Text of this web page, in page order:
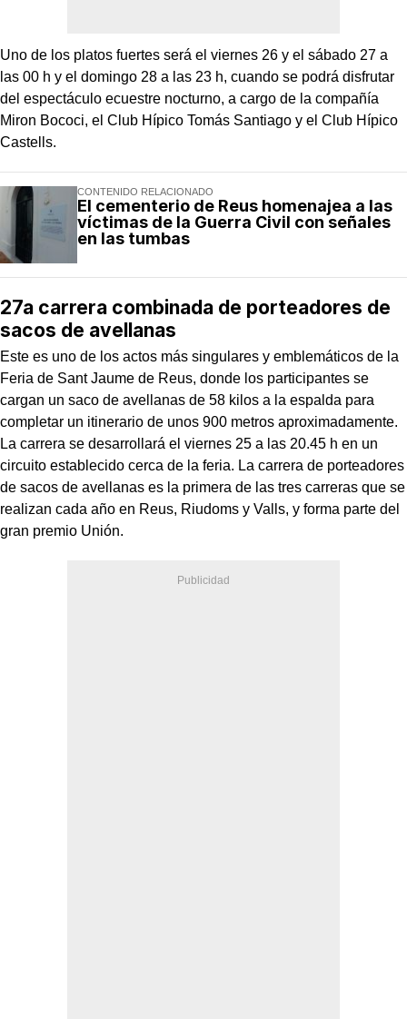
Uno de los platos fuertes será el viernes 26 y el sábado 27 a
las 00 h y el domingo 28 a las 23 h, cuando se podrá disfrutar
del espectáculo ecuestre nocturno, a cargo de la compañía
Miron Bococi, el Club Hípico Tomás Santiago y el Club Hípico
Castells.
CONTENIDO RELACIONADO
El cementerio de Reus homenajea a las
víctimas de la Guerra Civil con señales
en las tumbas
27a carrera combinada de porteadores de
sacos de avellanas
Este es uno de los actos más singulares y emblemáticos de la
Feria de Sant Jaume de Reus, donde los participantes se
cargan un saco de avellanas de 58 kilos a la espalda para
completar un itinerario de unos 900 metros aproximadamente.
La carrera se desarrollará el viernes 25 a las 20.45 h en un
circuito establecido cerca de la feria. La carrera de porteadores
de sacos de avellanas es la primera de las tres carreras que se
realizan cada año en Reus, Riudoms y Valls, y forma parte del
gran premio Unión.